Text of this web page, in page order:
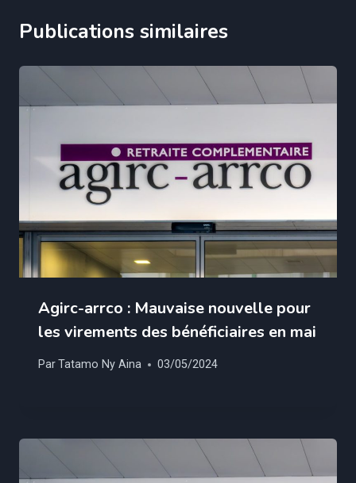
Publications similaires
Agirc-arrco : Mauvaise nouvelle pour
les virements des bénéficiaires en mai
ParTatamo Ny Aina 03/05/2024